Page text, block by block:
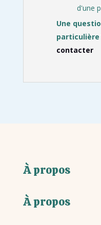
d'une
Une
particulière
contacter
À propos
À propos